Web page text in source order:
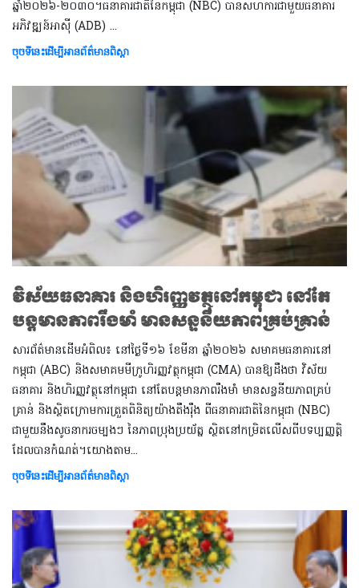
ឆ្នាំ២០២៦-២០៣០។ធនាគារជាតិនៃកម្ពុជា (NBC) បានសហការជាមួយធនាគារ
អភិវឌ្ឍន៍អាស៊ី (ADB) ​​​​​​​​​​​​​​...
ចុចទីនេះដើម្បីអានព័ត៌មានពិស្តា
វិស័យធនាគារ និងហិរញ្ញវត្ថុនៅកម្ពុជា នៅតែ
បន្តមានភាពរឹងមាំ មានសន្ទនីយភាពគ្រប់គ្រាន់
សារព័ត៌មានដើមអំពិល៖ នៅថ្ងៃទី១៦ ខែមីនា ឆ្នាំ២០២៦ សមាគមធនាគារនៅ
កម្ពុជា (ABC) និងសមាគមមីក្រូហិរញ្ញវត្ថុកម្ពុជា (CMA) បានឱ្យដឹងថា វិស័យ
ធនាគារ និងហិរញ្ញវត្ថុនៅកម្ពុជា នៅតែបន្តមានភាពរឹងមាំ មានសន្ទនីយភាពគ្រប់
គ្រាន់ និងស្ថិតក្រោមការត្រួតពិនិត្យយ៉ាងតឹងរ៉ឹង ពីធនាគារជាតិនៃកម្ពុជា (NBC)
ជាមួយនឹងសូចនាករចម្បងៗ នៃភាពប្រុងប្រយ័ត្ន ស្ថិតនៅកម្រិតលើសពីបទប្បញ្ញត្តិ
ដែលបានកំណត់។យោងតាម​​​​​​​​​​​...
ចុចទីនេះដើម្បីអានព័ត៌មានពិស្តា